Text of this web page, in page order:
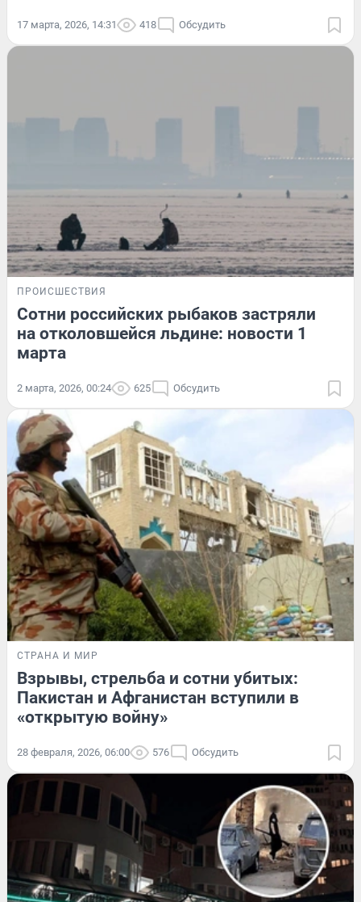
17 марта, 2026, 14:31 418 Обсудить
ПРОИСШЕСТВИЯ
Сотни российских рыбаков застряли
на отколовшейся льдине: новости 1
марта
2 марта, 2026, 00:24 625 Обсудить
СТРАНА И МИР
Взрывы, стрельба и сотни убитых:
Пакистан и Афганистан вступили в
«открытую войну»
28 февраля, 2026, 06:00 576 Обсудить